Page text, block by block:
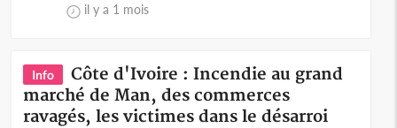
il y a 1 mois
Info
Côte d'Ivoire : Incendie au grand
marché de Man, des commerces
ravagés, les victimes dans le désarroi